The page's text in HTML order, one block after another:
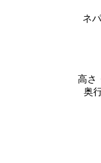
ネ
高さ
奥